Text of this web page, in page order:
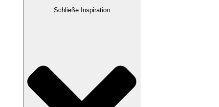
Schließe Inspiration